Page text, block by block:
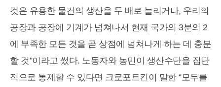
것은 유용한 물건의 생산을 두 배로 늘리거나, 우리의
공장과 공장에 기계가 넘쳐나서 현재 국가의 3분의 2
에 부족한 모든 것을 곧 상점에 넘쳐나게 하는 데 충분
할 것”이라고 썼다. 노동자와 농민이 생산수단을 집단
적으로 통제할 수 있다면 크로포트킨이 말한 “모두를